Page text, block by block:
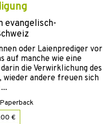
evangelisch-
oder Laienprediger vor
auf manche wie eine
die Verwirklichung des
andere freuen sich
Paperback
€